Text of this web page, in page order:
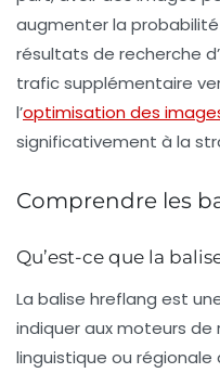
augmenter la
résultats de recherche
trafic supplémentaire
l’optimisation des
significativement à la
Comprendre les
Qu’est-ce que la
La balise hreflang est
indiquer aux moteurs de
linguistique ou régionale